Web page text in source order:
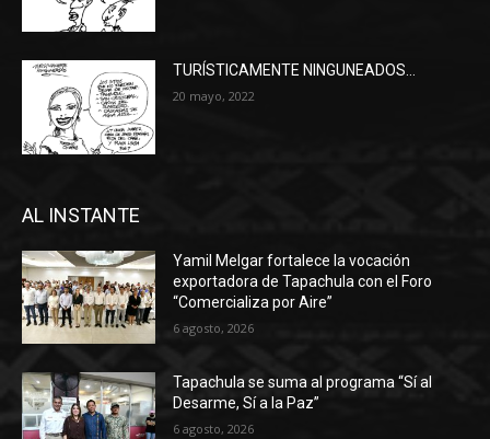
TURÍSTICAMENTE NINGUNEADOS…
20 mayo, 2022
AL INSTANTE
Yamil Melgar fortalece la vocación
exportadora de Tapachula con el Foro
“Comercializa por Aire”
6 agosto, 2026
Tapachula se suma al programa “Sí al
Desarme, Sí a la Paz”
6 agosto, 2026